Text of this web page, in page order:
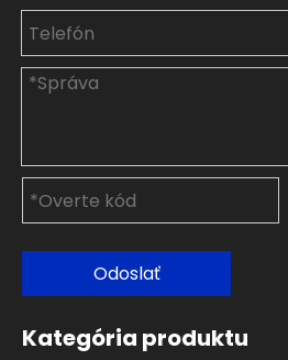
Odoslať
Kategória produktu